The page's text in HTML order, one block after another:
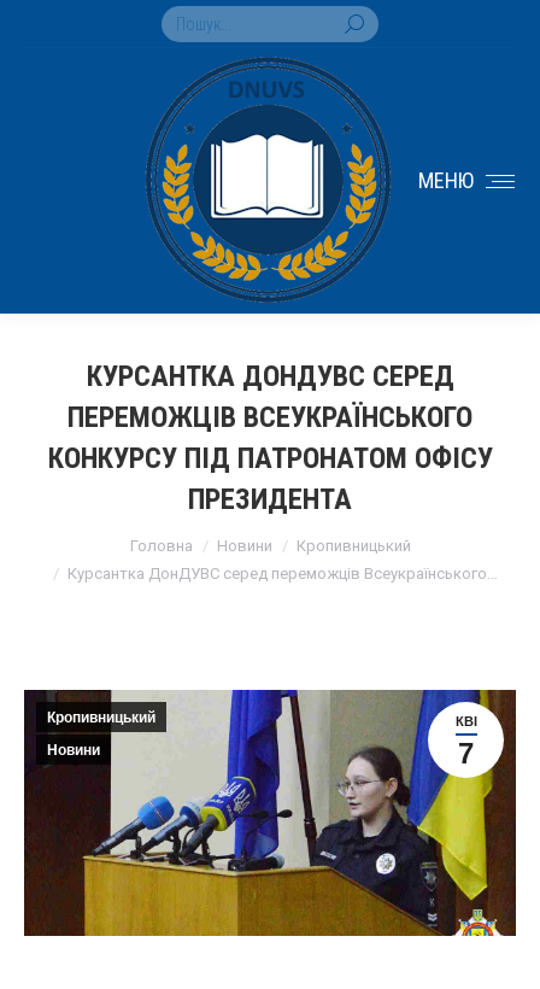
Search:
МЕНЮ
КУРСАНТКА ДОНДУВС СЕРЕД
ПЕРЕМОЖЦІВ ВСЕУКРАЇНСЬКОГО
КОНКУРСУ ПІД ПАТРОНАТОМ ОФІСУ
ПРЕЗИДЕНТА
Головна Новини
Кропивницький
Курсантка ДонДУВС серед переможців Всеукраїнського…
КВІ
7
Кропивницький
Новини